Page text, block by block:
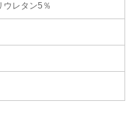
ウレタン5％